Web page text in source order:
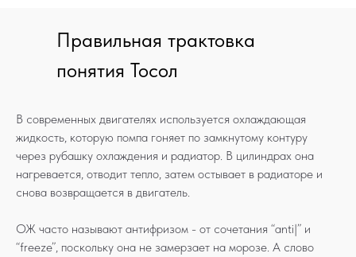
Правильная трактовка
понятия Тосол
В современных двигателях используется охлаждающая
жидкость, которую помпа гоняет по замкнутому контуру
через рубашку охлаждения и радиатор. В цилиндрах она
нагревается, отводит тепло, затем остывает в радиаторе и
снова возвращается в двигатель.
ОЖ часто называют антифризом - от сочетания “anti|” и
“freeze”, поскольку она не замерзает на морозе. А слово